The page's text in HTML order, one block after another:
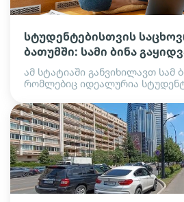
სტუდენტებისთვის
ბათუმში: სამი ბინა
ამ სტატიაში განვიხილავთ სამ
რომლებიც იდეალურია